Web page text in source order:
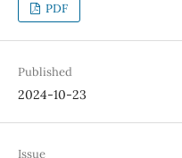
PDF
Published
2024-10-23
Issue